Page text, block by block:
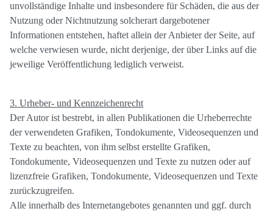
unvollständige Inhalte und insbesondere für Schäden, die aus der
Nutzung oder Nichtnutzung solcherart dargebotener
Informationen entstehen, haftet allein der Anbieter der Seite, auf
welche verwiesen wurde, nicht derjenige, der über Links auf die
jeweilige Veröffentlichung lediglich verweist.
3. Urheber- und Kennzeichenrecht
Der Autor ist bestrebt, in allen Publikationen die Urheberrechte
der verwendeten Grafiken, Tondokumente, Videosequenzen und
Texte zu beachten, von ihm selbst erstellte Grafiken,
Tondokumente, Videosequenzen und Texte zu nutzen oder auf
lizenzfreie Grafiken, Tondokumente, Videosequenzen und Texte
zurückzugreifen.
Alle innerhalb des Internetangebotes genannten und ggf. durch